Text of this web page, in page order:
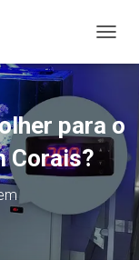
L
R
A
A
E
G
para o
Corais?